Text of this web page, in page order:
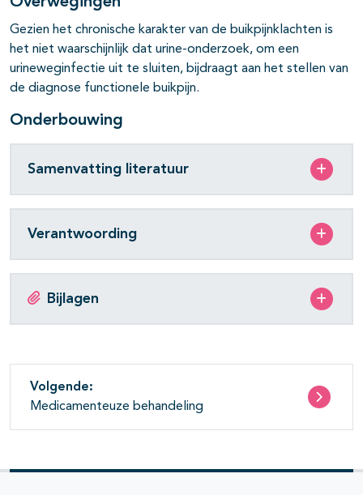
Gezien het chronische karakter van de buikpijnklachten is
het niet waarschijnlijk dat urine-onderzoek, om een
urineweginfectie uit te sluiten, bijdraagt aan het stellen van
de diagnose functionele buikpijn.
Onderbouwing
Samenvatting literatuur
Verantwoording
Bijlagen
Volgende:
Medicamenteuze behandeling